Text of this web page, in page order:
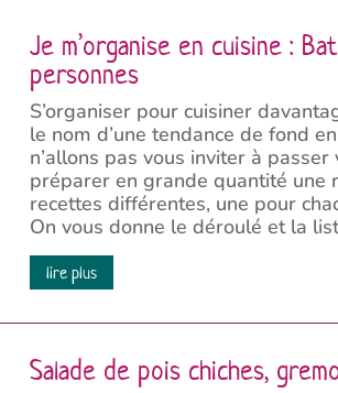
Je m’organise en cuisine :
personnes
S’organiser pour cuisiner
le nom d’une tendance de fond
n’allons pas vous inviter à
préparer en grande quantité une
recettes différentes, une pour
On vous donne le déroulé et la
lire plus
Salade de pois chiches,